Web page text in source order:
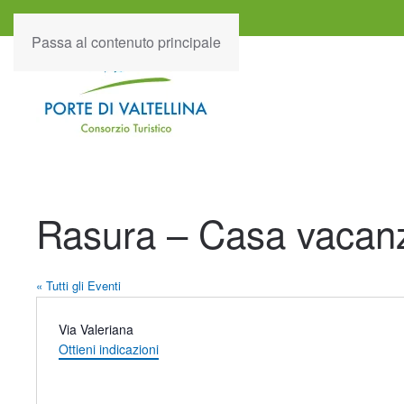
Passa al contenuto principale
Rasura – Casa
« Tutti gli Eventi
Indirizzo
Via Valeriana
Ottieni indicazioni